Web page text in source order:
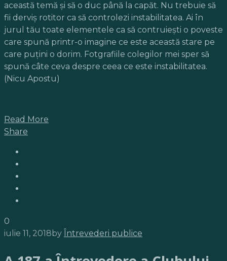
această temă şi să o duc până la capăt. Nu trebuie să
fii derviş rotitor ca să controlezi instabilitatea. Ai în
jurul tău toate elementele ca să contruieşti o poveste
care spună printr-o imagine ce este această stare pe
care puţini o dorim. Fotgrafiile colegilor mei sper să
spună câte ceva despre ceea ce este instabilitatea.
(Nicu Apostu)
Read More
Share
0
iulie 11, 2018 by Întrevederi publice